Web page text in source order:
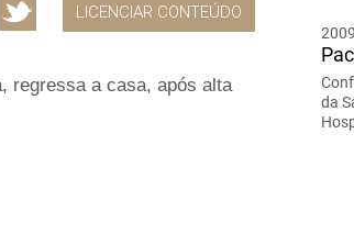
LICENCIAR CONTEÚDO
regressa a casa, após alta
da